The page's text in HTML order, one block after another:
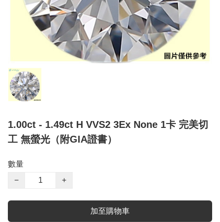
1.00ct - 1.49ct H VVS2 3Ex None 1卡 完美切
工 無螢光（附GIA證書）
數量
−
+
加至購物車